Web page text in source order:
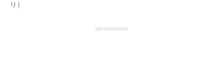
り）
advertisement